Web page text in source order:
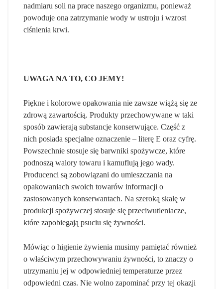
nadmiaru soli na prace naszego organizmu, ponieważ
powoduje ona zatrzymanie wody w ustroju i wzrost
ciśnienia krwi.
UWAGA NA TO, CO JEMY!
Piękne i kolorowe opakowania nie zawsze wiążą się ze
zdrową zawartością. Produkty przechowywane w taki
sposób zawierają substancje konserwujące. Część z
nich posiada specjalne oznaczenie – literę E oraz cyfrę.
Powszechnie stosuje się barwniki spożywcze, które
podnoszą walory towaru i kamuflują jego wady.
Producenci są zobowiązani do umieszczania na
opakowaniach swoich towarów informacji o
zastosowanych konserwantach. Na szeroką skalę w
produkcji spożywczej stosuje się przeciwutleniacze,
które zapobiegają psuciu się żywności.
Mówiąc o higienie żywienia musimy pamiętać również
o właściwym przechowywaniu żywności, to znaczy o
utrzymaniu jej w odpowiedniej temperaturze przez
odpowiedni czas. Nie wolno zapominać przy tej okazji